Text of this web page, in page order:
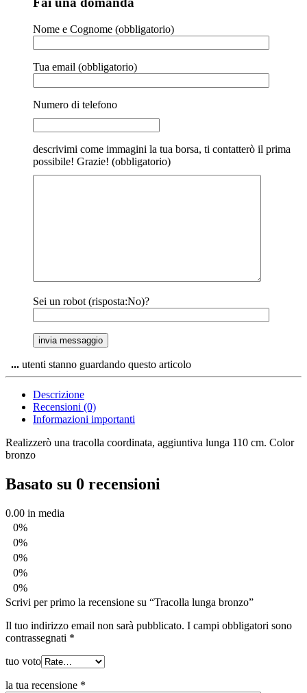
Nome e Cognome (obbligatorio)
Tua email (obbligatorio)
Numero di telefono
descrivimi come immagini la tua borsa, ti contatterò il prima
possibile! Grazie! (obbligatorio)
Sei un robot (risposta:No)?
... utenti stanno guardando questo articolo
Descrizione
Recensioni (0)
Informazioni importanti
Realizzerò una tracolla coordinata, aggiuntiva lunga 110 cm. Color
bronzo
Basato su 0 recensioni
0.00 in media
0%
0%
0%
0%
0%
Scrivi per primo la recensione su “Tracolla lunga bronzo”
Il tuo indirizzo email non sarà pubblicato. I campi obbligatori sono
contrassegnati *
tuo voto
la tua recensione *